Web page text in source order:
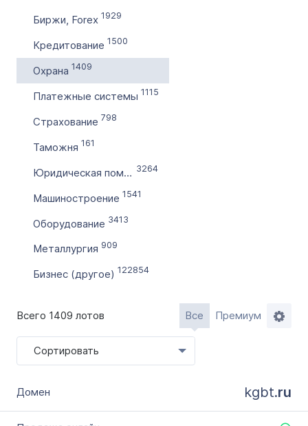
Биржи, Forex 1929
Кредитование 1500
Охрана 1409
Платежные системы 1115
Страхование 798
Таможня 161
Юридическая помощь 3264
Машиностроение 1541
Оборудование 3413
Металлургия 909
Бизнес (другое) 122854
Всего 1409 лотов Все Премиум
Сортировать
kgbt.ru